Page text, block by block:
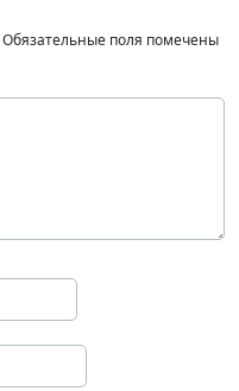
Обязательные поля помечены